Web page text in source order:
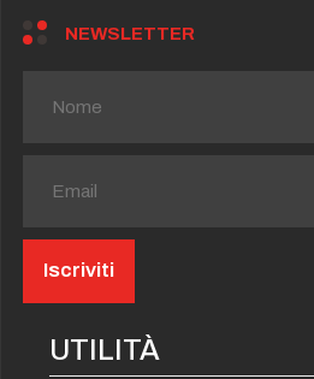
NEWSLETTER
UTILITÀ